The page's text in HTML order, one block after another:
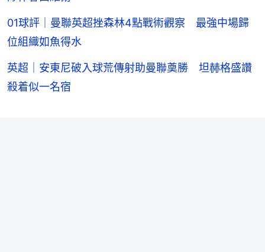
01球評｜曼聯英超挫森林4點戰術觀察 最強中場歸
位組織如魚得水
英超｜安東尼破入球荒傳射助曼聯奠勝 坦赫格盛讚
殺着似一名宿